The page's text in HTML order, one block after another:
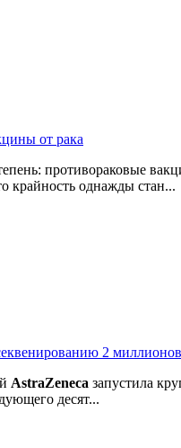
от рака
противораковые
крайность однажды стан...
2
AstraZeneca запустила
десят...